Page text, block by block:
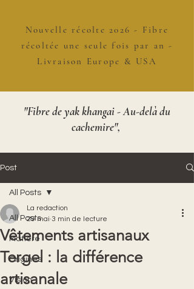
Nouvelle récolte 2026 - Fibre
récoltée une seule fois par an -
Livraison Europe & USA
"Fibre de yak khangai - Au-delà du
cachemire",
Post
All Posts
Matière
Origines
Vision
All Posts
Vêtements artisanaux
Tergel : la différence
artisanale
La redaction
29 mai 3 min de lecture